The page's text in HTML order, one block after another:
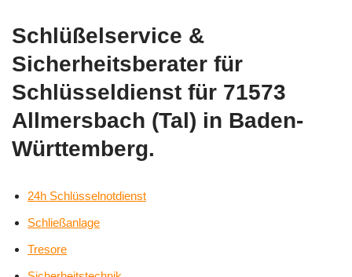
Schlüßelservice &
Sicherheitsberater für
Schlüsseldienst für 71573
Allmersbach (Tal) in Baden-
Württemberg.
24h Schlüsselnotdienst
Schließanlage
Tresore